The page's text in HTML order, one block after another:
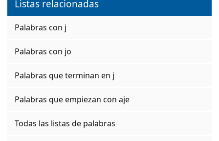
Listas relacionadas
Palabras con j
Palabras con jo
Palabras que terminan en j
Palabras que empiezan con aje
Todas las listas de palabras